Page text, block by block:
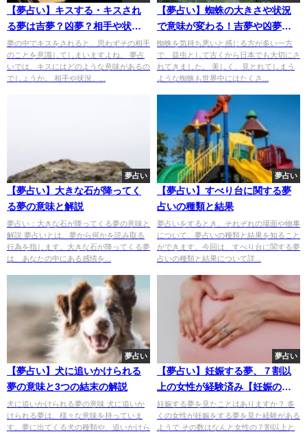
【夢占い】キスする・キスされ
る夢は吉夢？凶夢？相手や状況
別の夢占い結果
夢の中でキスをされると、思わずその相手
のことを意識してしまいますよね。 夢占
いでは、キスにはどのような意味があるの
でしょうか。 相手や状況、...
【夢占い】蜘蛛の大きさや状況
で意味が変わる！吉夢や凶夢の
内容は？
蜘蛛を気持ち悪いと感じる方が多い一方
で、益虫として古くから日本でも大切にさ
れてきました。 美しく、見とれてしまう
ような蜘蛛も世界中にはたくさ...
夢占い
【夢占い】大きな石が降ってく
る夢の意味と解説
夢占い：大きな石が降ってくる夢の意味と
解説 夢占いとは、夢から何かを読み取る
行為を指します。大きな石が降ってくる夢
は、あなたの中にある感情を...
夢占い
【夢占い】すべり台に関する夢
占いの種類と結果
夢占いをするとき、それぞれの場面や物事
について、夢占いの種類と結果を知ること
ができます。今回は、すべり台に関する夢
占いの種類と結果について詳...
夢占い
【夢占い】犬に追いかけられる
夢の意味と3つの結末の解説
犬に追いかけられる夢の意味 犬に追いか
けられる夢は、様々な意味を持っていま
す。夢に出てくる犬の種類や、追いかけら
夢占い
【夢占い】妊娠する夢、７割以
上の女性が経験済み【妊娠の夢
を完全解説】
妊娠する夢を見たことはありますか？ 多
くの女性が妊娠をする夢を見た経験がある
ようで その数はなんと女性の７割以上と